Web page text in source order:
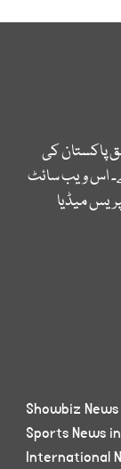
پاکستان کی
اس ویب سائٹ
میڈیا
Showbiz
Sports News
International